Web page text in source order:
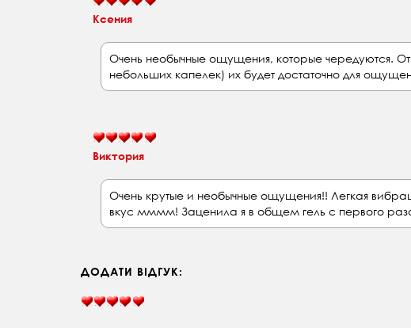
Ксения
Очень необычные ощущения, которые чередуются.
небольших капелек) их будет достаточно для
Виктория
Очень крутые и необычные ощущения!! Легкая
вкус мммм! Заценила я в общем гель с первого
ДОДАТИ ВІДГУК: